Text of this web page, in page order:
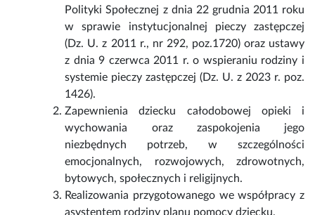
Polityki Społecznej z dnia 22 grudnia 2011 roku
w sprawie instytucjonalnej pieczy zastępczej
(Dz. U. z 2011 r., nr 292, poz.1720) oraz ustawy
z dnia 9 czerwca 2011 r. o wspieraniu rodziny i
systemie pieczy zastępczej (Dz. U. z 2023 r. poz.
1426).
Zapewnienia dziecku całodobowej opieki i
wychowania oraz zaspokojenia jego
niezbędnych potrzeb, w szczególności
emocjonalnych, rozwojowych, zdrowotnych,
bytowych, społecznych i religijnych.
Realizowania przygotowanego we współpracy z
asystentem rodziny planu pomocy dziecku.